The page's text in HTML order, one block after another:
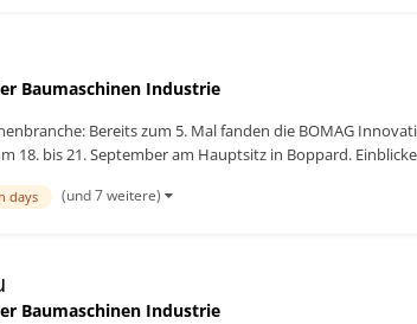
Baumaschinen Industrie
Bereits zum 5. Mal fanden die BOMAG
18. bis 21. September am Hauptsitz in Boppard.
days (und 7 weitere)
Baumaschinen Industrie